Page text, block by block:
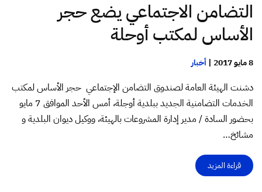
التضامن الاجتماعي يضع حجر
الأساس لمكتب أوحلة
8 مايو 2017 | أخبار
دشنت الهيئة العامة لصندوق التضامن الإجتماعي حجر الأساس لمكتب
الخدمات التضامنية الجديد ببلدية أوجلة، أمس الأحد الموافق 7 مايو
بحضور السادة / مدير إدارة المشروعات بالهيئة، ووكيل ديوان البلدية و
مشائخ…
قراءة المزيد